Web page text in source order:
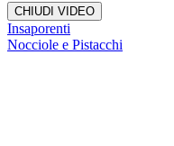
CHIUDI VIDEO
Insaporenti
Nocciole e Pistacchi